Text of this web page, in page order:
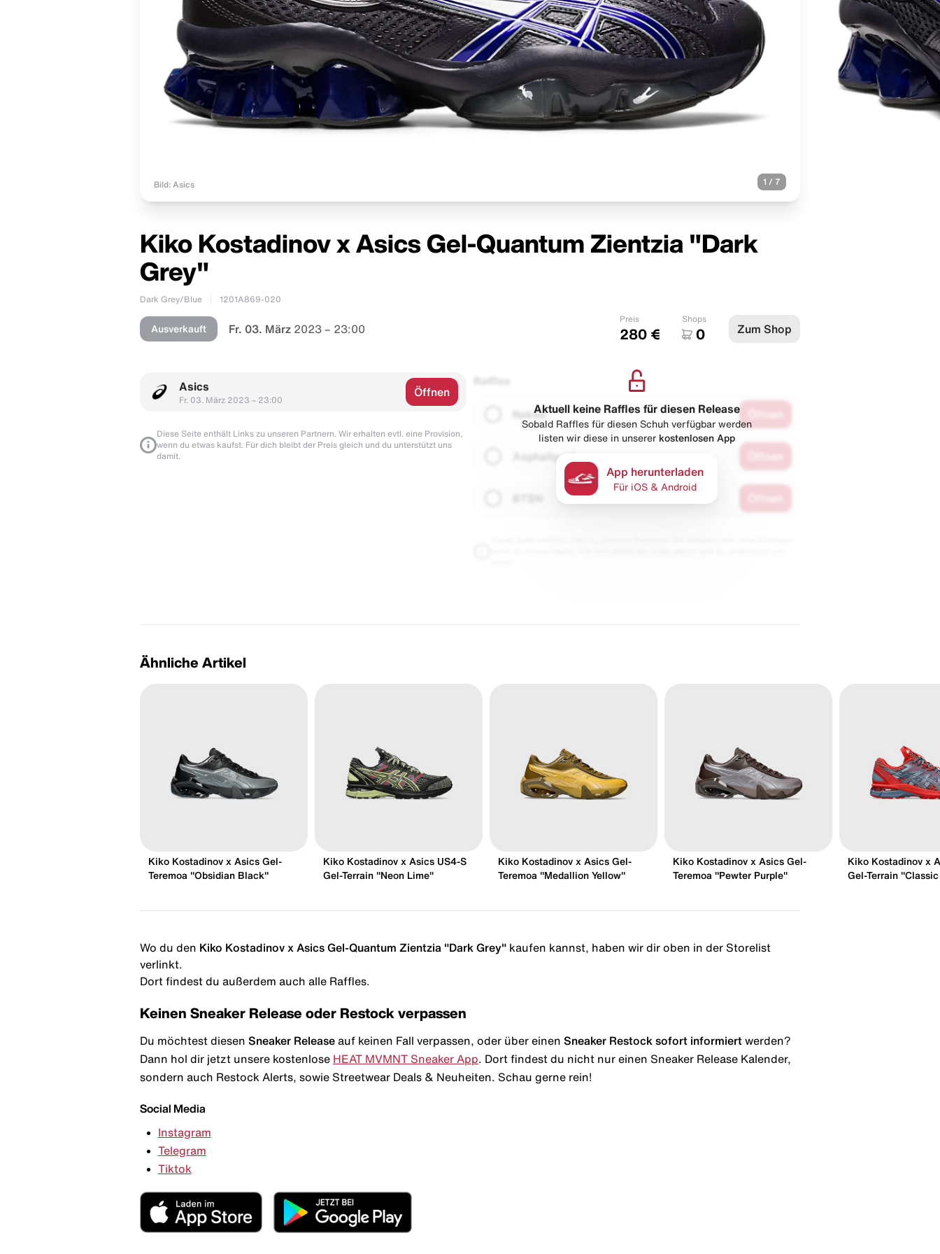
Bild: Asics 1 / 7
Kiko Kostadinov x Asics Gel-Quantum Zientzia "Dark
Grey"
Dark Grey/Blue 1201A869-020
Ausverkauft Fr. 03. März 2023 – 23:00
Preis
280 €
Shops
0 Zum Shop
Asics
Fr. 03. März 2023 – 23:00
Öffnen
Diese Seite enthält Links zu unseren Partnern. Wir erhalten evtl. eine Provision,
wenn du etwas kaufst. Für dich bleibt der Preis gleich und du unterstützt uns
damit.
Raffles
Naked
Asphaltgold
Aktuell keine Raffles für diesen Release
Sobald Raffles für diesen Schuh verfügbar werden
listen wir diese in unserer kostenlosen App
App herunterladen
Für iOS & Android
Ähnliche Artikel
Kiko Kostadinov x Asics Gel-
Teremoa "Obsidian Black"
Kiko Kostadinov x Asics US4-S
Gel-Terrain "Neon Lime"
Kiko Kostadinov x Asics Gel-
Teremoa "Medallion Yellow"
Kiko Kostadinov x Asics Gel-
Teremoa "Pewter Purple"
Kiko Kostadinov x
Gel-Terrain
Wo du den Kiko Kostadinov x Asics Gel-Quantum Zientzia "Dark Grey" kaufen kannst, haben wir dir oben in der Storelist
verlinkt.
Dort findest du außerdem auch alle Raffles.
Keinen Sneaker Release oder Restock verpassen
Du möchtest diesen Sneaker Release auf keinen Fall verpassen, oder über einen Sneaker Restock sofort informiert werden?
Dann hol dir jetzt unsere kostenlose HEAT MVMNT Sneaker App . Dort findest du nicht nur einen Sneaker Release Kalender,
sondern auch Restock Alerts, sowie Streetwear Deals & Neuheiten. Schau gerne rein!
Social Media
Instagram
Telegram
Tiktok